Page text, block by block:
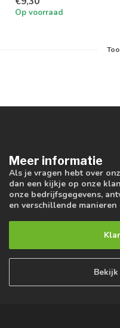
lichtkleuren
Op voorraad
Meer informatie
Als je vragen hebt over
dan een kijkje op onze
onze bedrijfsgegevens,
en verschillende